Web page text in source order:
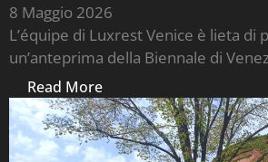
8 Maggio 2026
L’équipe di Luxrest Venice è lieta di
un’anteprima della Biennale di
Read More